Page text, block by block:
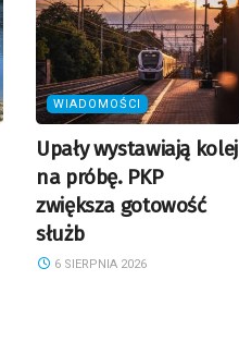
WIADOMOŚCI
Upały wystawiają kolej
na próbę. PKP
zwiększa gotowość
służb
6 SIERPNIA 2026